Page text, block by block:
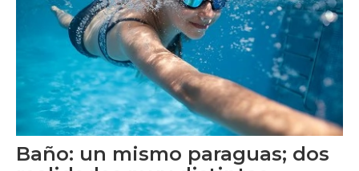
Baño: un mismo paraguas; dos